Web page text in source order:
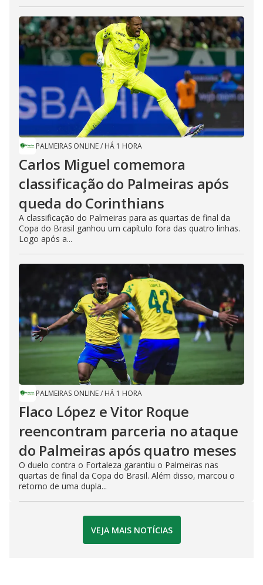
PALMEIRAS ONLINE/ HÁ 1 HORA
Carlos Miguel comemora
classificação do Palmeiras após
queda do Corinthians
A classificação do Palmeiras para as quartas de final da
Copa do Brasil ganhou um capítulo fora das quatro linhas.
Logo após a...
PALMEIRAS ONLINE/ HÁ 1 HORA
Flaco López e Vitor Roque
reencontram parceria no ataque
do Palmeiras após quatro meses
O duelo contra o Fortaleza garantiu o Palmeiras nas
quartas de final da Copa do Brasil. Além disso, marcou o
retorno de uma dupla...
VEJA MAIS NOTÍCIAS